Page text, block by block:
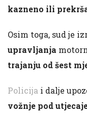
kazneno ili
Osim toga, sud je
upravljanja
trajanju od šest
Policija i dalje
vožnje pod